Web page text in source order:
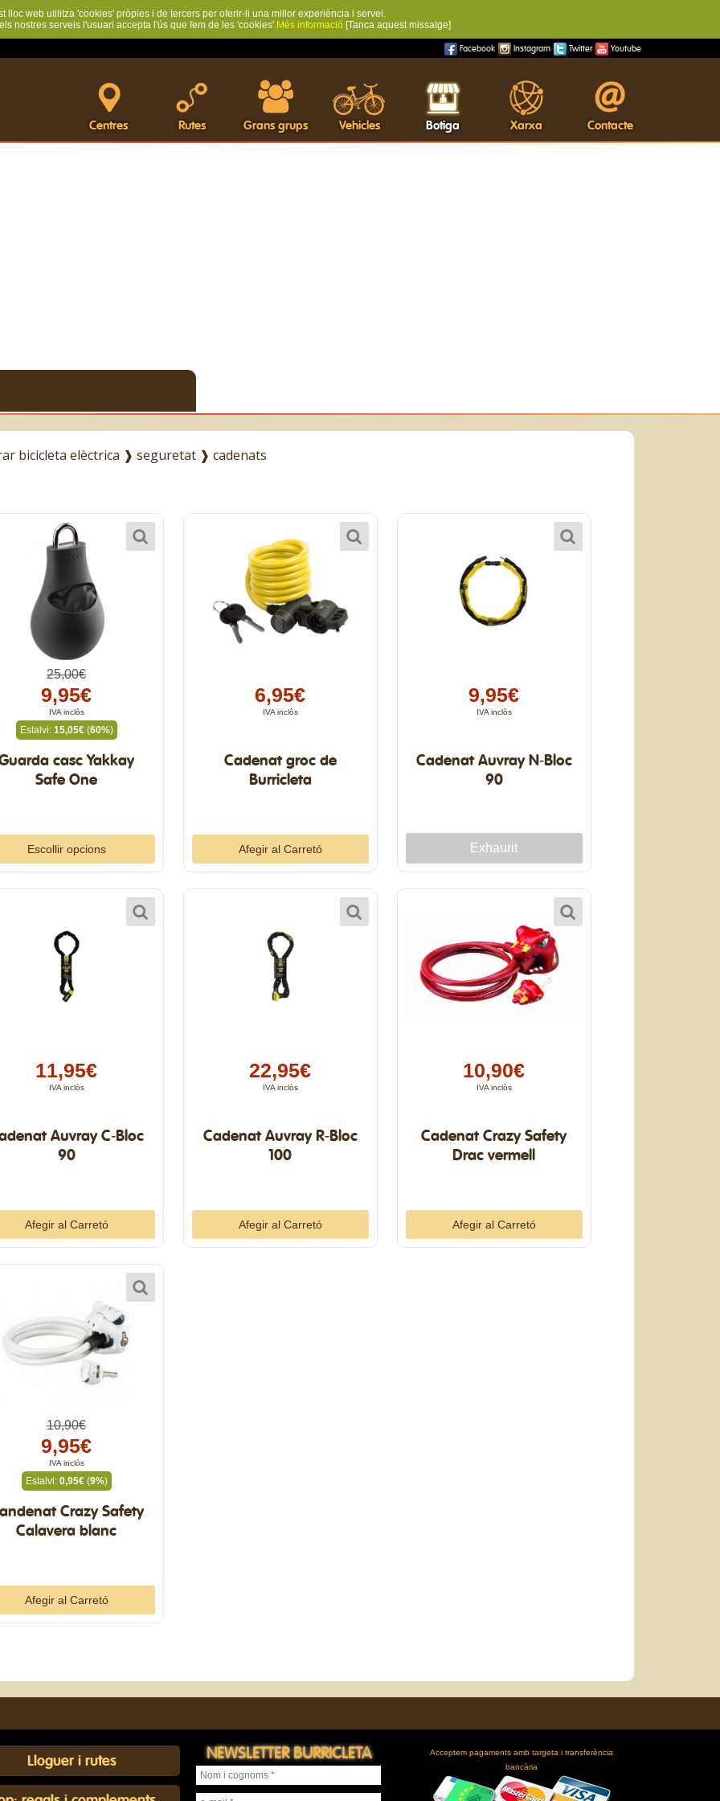
lloc web utilitza 'cookies' pròpies i de tercers per oferir-li una millor experiència i servei.
nostres serveis l'usuari accepta l'ús que fem de les 'cookies'.Més informació [Tanca aquest missatge]
Facebook Instagram Twitter Youtube
Centres Rutes Grans grups Vehicles Botiga Xarxa Contacte
bicicleta elèctrica ❱ seguretat ❱ cadenats
25,00€
9,95€
IVA inclòs
Estalvi: 15,05€(60%)
casc Yakkay
Safe One
Escollir opcions
6,95€
IVA inclòs
Cadenat groc de
Burricleta
9,95€
IVA inclòs
Cadenat Auvray N-Bloc
90
11,95€
IVA inclòs
Auvray C-Bloc
90
22,95€
IVA inclòs
Cadenat Auvray R-Bloc
100
10,90€
IVA inclòs
Cadenat Crazy Safety
Drac vermell
10,90€
9,95€
IVA inclòs
Estalvi: 0,95€(9%)
Crazy Safety
Calavera blanc
Lloguer i rutes NEWSLETTER BURRICLETA
Acceptem pagaments amb targeta i transferència
bancària